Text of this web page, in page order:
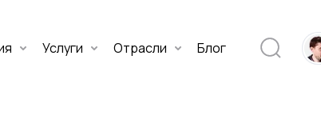
Услуги Отрасли Блог